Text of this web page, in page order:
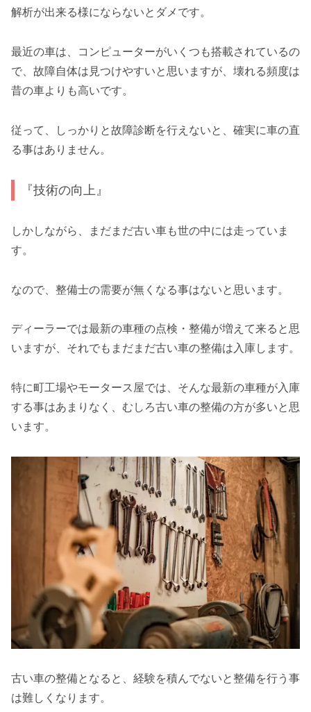
解析が出来る様にならないとダメです。
最近の車は、コンピューターがいくつも搭載されているの
で、故障自体は見つけやすいと思いますが、壊れる頻度は
昔の車よりも高いです。
従って、しっかりと故障診断を行えないと、確実に車の直
る事はありません。
『技術の向上』
しかしながら、まだまだ古い車も世の中には走っていま
す。
なので、整備士の需要が無くなる事はないと思います。
ディーラーでは最新の車種の点検・整備が増えて来ると思
いますが、それでもまだまだ古い車の整備は入庫します。
特に町工場やモータース屋では、そんな最新の車種が入庫
する事はあまりなく、むしろ古い車の整備の方が多いと思
います。
古い車の整備となると、経験を積んでないと整備を行う事
は難しくなります。